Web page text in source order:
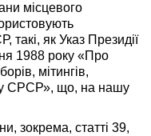
місцевого
як Указ Президії
1988 року «Про
мітингів,
у СРСР», що, на нашу
зокрема, статті 39,